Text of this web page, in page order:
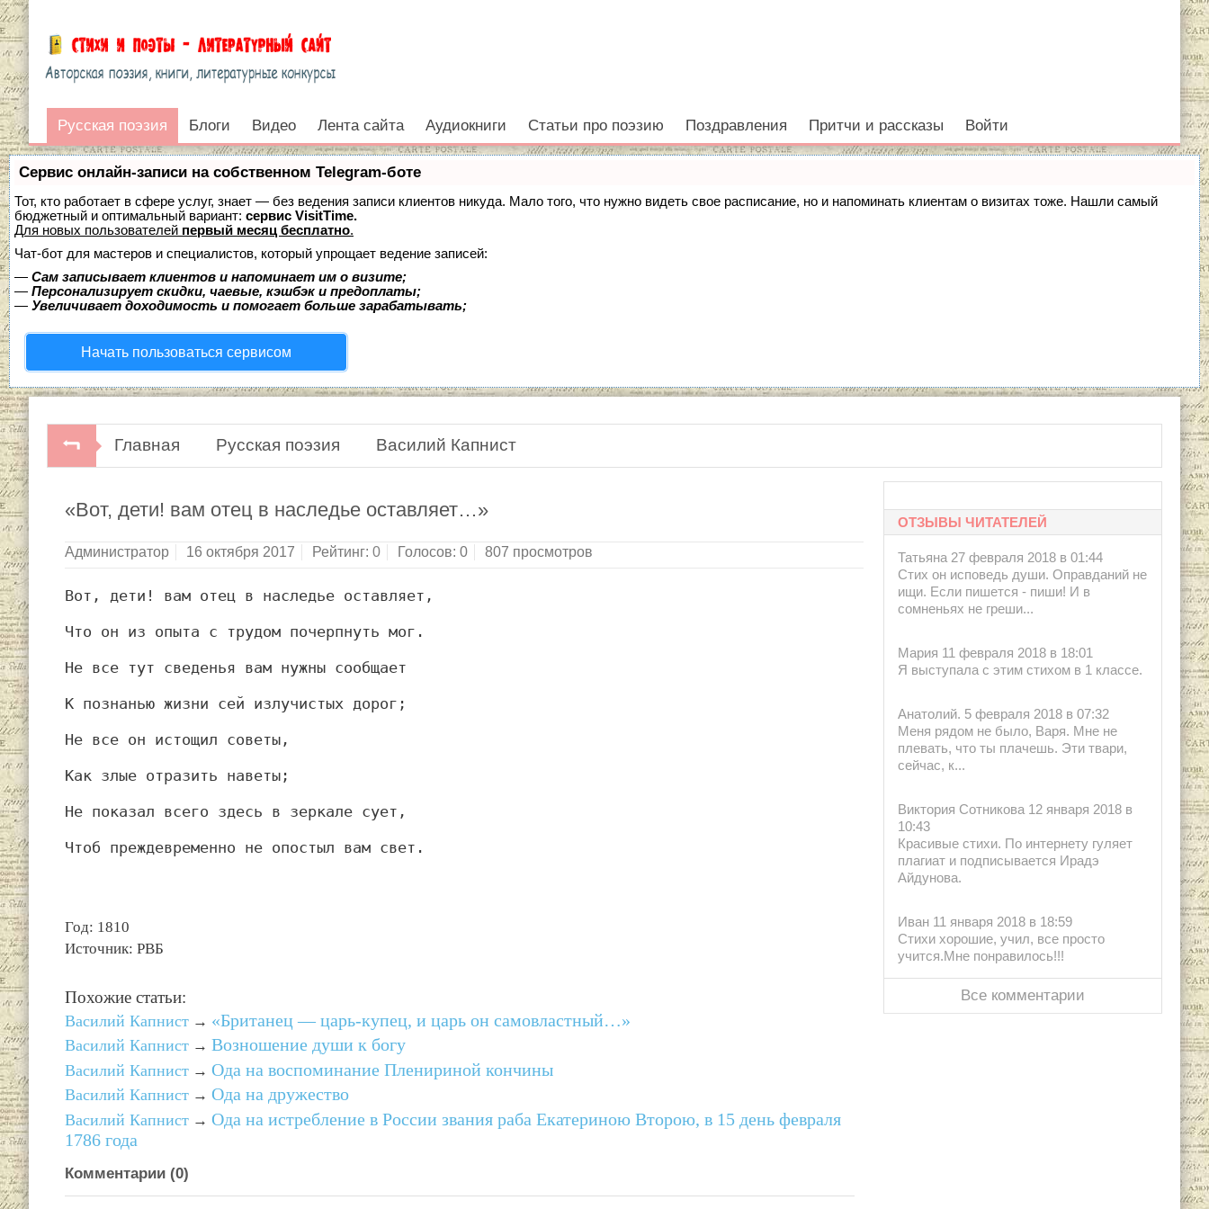
Русская поэзия
Войти
Русская поэзия Блоги Видео Лента сайта Аудиокниги Статьи про поэзию Поздравления Притчи и рассказы Войти
Сервис онлайн-записи на собственном Telegram-боте
Тот, кто работает в сфере услуг, знает — без ведения записи клиентов никуда. Мало того, что нужно видеть свое расписание, но и напоминать клиентам о визитах тоже. Нашли самый
бюджетный и оптимальный вариант: сервис VisitTime.
Для новых пользователей первый месяц бесплатно.
Чат-бот для мастеров и специалистов, который упрощает ведение записей:
— Сам записывает клиентов и напоминает им о визите;
— Персонализирует скидки, чаевые, кэшбэк и предоплаты;
— Увеличивает доходимость и помогает больше зарабатывать;
Начать пользоваться сервисом
Главная Русская поэзия Василий Капнист
«Вот, дети! вам отец в наследье оставляет…»
Администратор 16 октября 2017 Рейтинг: 0 Голосов: 0 807 просмотров
Вот, дети! вам отец в наследье оставляет,
Что он из опыта с трудом почерпнуть мог.
Не все тут сведенья вам нужны сообщает
К познанью жизни сей излучистых дорог;
Не все он истощил советы,
Как злые отразить наветы;
Не показал всего здесь в зеркале сует,
Чтоб преждевременно не опостыл вам свет.
Год: 1810
Источник: РВБ
Похожие статьи:
Василий Капнист → «Британец — царь-купец, и царь он самовластный…»
Василий Капнист → Возношение души к богу
Василий Капнист → Ода на воспоминание Пленириной кончины
Василий Капнист → Ода на дружество
Василий Капнист → Ода на истребление в России звания раба Екатериною Второю, в 15 день февраля
1786 года
Комментарии (0)
ОТЗЫВЫ ЧИТАТЕЛЕЙ
Татьяна 27 февраля 2018 в 01:44
Стих он исповедь души. Оправданий не
ищи. Если пишется - пиши! И в
сомненьях не греши...
Мария 11 февраля 2018 в 18:01
Я выступала с этим стихом в 1 классе.
Анатолий. 5 февраля 2018 в 07:32
Меня рядом не было, Варя. Мне не
плевать, что ты плачешь. Эти твари,
сейчас, к...
Виктория Сотникова 12 января 2018 в
10:43
Красивые стихи. По интернету гуляет
плагиат и подписывается Ирадэ
Айдунова.
Иван 11 января 2018 в 18:59
Стихи хорошие, учил, все просто
учится.Мне понравилось!!!
Все комментарии